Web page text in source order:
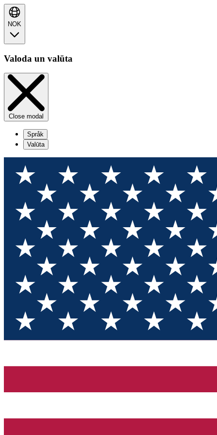
NOK
Valoda un valūta
Close modal
Språk
Valūta